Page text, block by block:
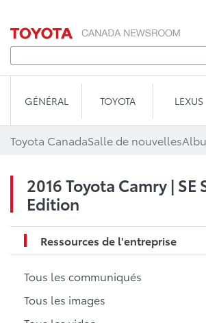
GÉNÉRAL TOYOTA LEXUS
Toyota CanadaSalle de nouvelles
2016 Toyota Camry | SE
Edition
Ressources de l'entreprise
Tous les communiqués
Tous les images